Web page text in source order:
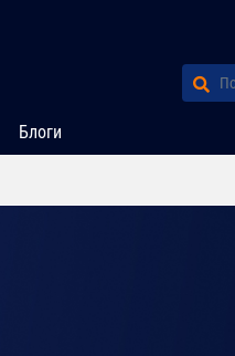
Блоги